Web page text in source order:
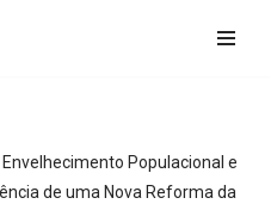
Envelhecimento Populacional e
de uma Nova Reforma da